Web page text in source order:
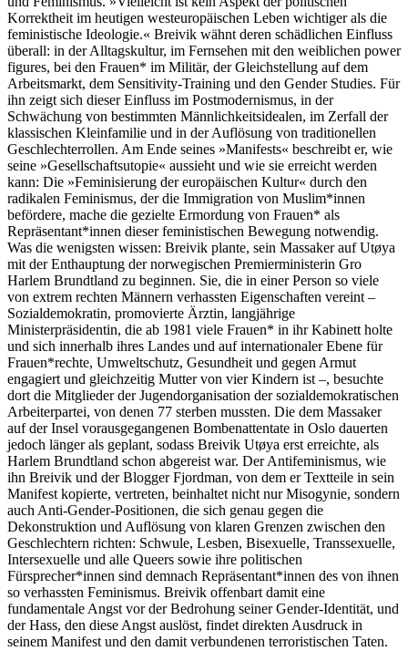
Korrektheit im heutigen westeuropäischen Leben wichtiger als die
feministische Ideologie.« Breivik wähnt deren schädlichen Einfluss
überall: in der Alltagskultur, im Fernsehen mit den weibli­chen power
figures, bei den Frauen* im Militär, der Gleichstellung auf dem
Arbeitsmarkt, dem Sensitivity-Training und den Gender Studies. Für
ihn zeigt sich dieser Einfluss im Postmodernismus, in der
Schwächung von bestimmten Männlichkeitsidealen, im Zerfall der
klassischen Kleinfamilie und in der Auflösung von traditionellen
Geschlechterrol­len. Am Ende seines »Manifests« beschreibt er, wie
seine »Gesellschaftsutopie« aussieht und wie sie erreicht werden
kann: Die »Feminisierung der europäischen Kultur« durch den
radikalen Feminismus, der die Immigration von Muslim*innen
befördere, mache die gezielte Ermordung von Frauen* als
Repräsentant*innen dieser feministischen Bewegung notwendig.
Was die wenigsten wissen: Breivik plante, sein Massaker auf Utøya
mit der Enthauptung der norwe­gischen Premierministerin Gro
Harlem Brundtland zu beginnen. Sie, die in einer Person so viele
von extrem rechten Männern verhassten Eigenschaften vereint –
Sozialde­mokratin, promovierte Ärztin, langjährige
Ministerpräsidentin, die ab 1981 viele Frauen* in ihr Kabinett holte
und sich innerhalb ihres Landes und auf internationaler Ebene für
Frauen*rechte, Umweltschutz, Gesundheit und gegen Armut
engagiert und gleichzeitig Mutter von vier Kindern ist –, besuchte
dort die Mitglieder der Jugendorganisation der sozialdemokratischen
Arbeiterpartei, von denen 77 sterben mussten. Die dem Massaker
auf der Insel vorausgegangenen Bombenattentate in Oslo dauerten
jedoch länger als geplant, sodass Breivik Utøya erst erreichte, als
Harlem Brundtland schon abgereist war. Der Antifeminismus, wie
ihn Breivik und der Blogger Fjordman, von dem er Textteile in sein
Manifest kopierte, vertre­ten, beinhaltet nicht nur Misogynie, sondern
auch Anti-Gender-Positionen, die sich genau gegen die
Dekonstruktion und Auflösung von klaren Grenzen zwischen den
Geschlechtern richten: Schwule, Lesben, Bisexuelle, Trans­sexuelle,
Intersexuelle und alle Queers sowie ihre politischen
Fürsprecher*innen sind demnach Repräsentant*innen des von ihnen
so verhassten Feminismus. Breivik offenbart damit eine
fundamentale Angst vor der Bedrohung seiner Gender-Identität, und
der Hass, den diese Angst auslöst, findet direkten Ausdruck in
seinem Manifest und den damit verbundenen terroristischen Taten.